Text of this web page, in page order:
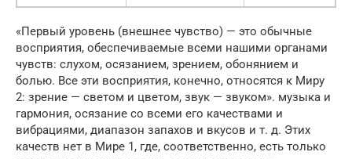
«Первый уровень (внешнее чувство) — это обычные
восприятия, обеспечиваемые всеми нашими органами
чувств: слухом, осязанием, зрением, обонянием и
болью. Все эти восприятия, конечно, относятся к Миру
2: зрение — светом и цветом, звук — звуком». музыка и
гармония, осязание со всеми его качествами и
вибрациями, диапазон запахов и вкусов и т. д. Этих
качеств нет в Мире 1, где, соответственно, есть только